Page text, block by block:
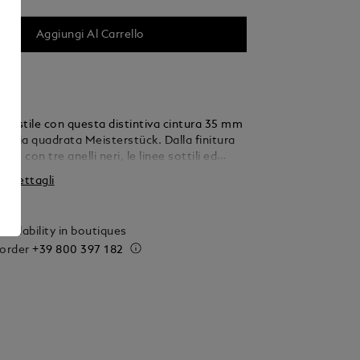
Aggiungi Al Carrello
stile con questa distintiva cintura 35 mm
fibbia quadrata Meisterstück. Dalla finitura
e con tre anelli neri, le linee sottili ed
fibbia si fondono alla perfezione con lo
Realizzata in suede caramello, questa
completare outfit sia casual che raffinati.
i dettagli
availability in boutiques
+39 800 397 182